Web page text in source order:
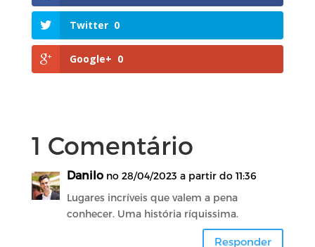
Twitter 0
Google+ 0
1 Comentário
Danilo no 28/04/2023 a partir do 11:36
Lugares incríveis que valem a pena
conhecer. Uma história ríquissima.
Responder